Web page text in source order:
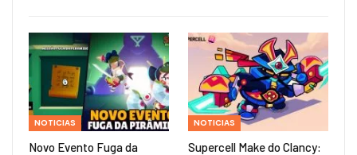
NOTICIAS
Novo Evento Fuga da
NOTICIAS
Supercell Make do Clancy: